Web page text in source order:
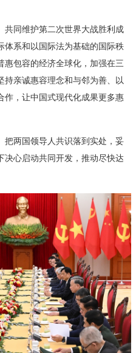
同维护第二次世界大战胜利成
体系和以国际法为基础的国际秩
惠包容的经济全球化，加强在三
持亲诚惠容理念和与邻为善、以
作，让中国式现代化成果更多惠
两国领导人共识落到实处，妥
决心启动共同开发，推动尽快达